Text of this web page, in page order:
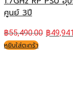
ศูนย์ 3ปี
฿55,490.00 ฿
หยิบใส่ตะกร้า